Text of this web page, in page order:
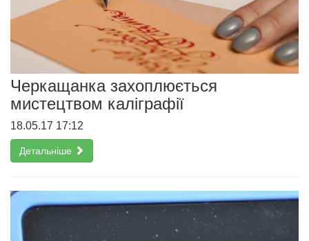
Черкащанка захоплюється
мистецтвом каліграфії
18.05.17 17:12
Детальніше